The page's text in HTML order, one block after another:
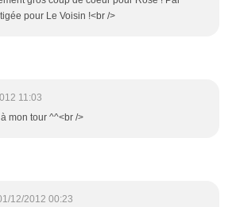
pour Le Voisin !<br />
11:03
mon tour ^^<br />
12/2012 00:23